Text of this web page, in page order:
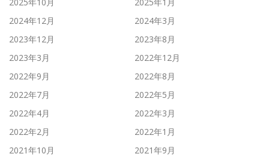
2024年12月
2024年3月
2023年12月
2023年8月
2023年3月
2022年12月
2022年9月
2022年8月
2022年7月
2022年5月
2022年4月
2022年3月
2022年2月
2022年1月
2021年10月
2021年9月